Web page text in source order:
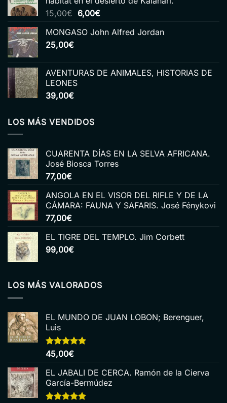
15,00€ El
original
6,00€El
actual
MONGASO John Alfred Jordan
25,00€
AVENTURAS DE ANIMALES, HISTORIAS DE
LEONES
39,00€
LOS MÁS VENDIDOS
CUARENTA DÍAS EN LA SELVA AFRICANA.
José Biosca Torres
77,00€
ANGOLA EN EL VISOR DEL RIFLE Y DE LA
CÁMARA: FAUNA Y SAFARIS. José Fénykovi
77,00€
EL TIGRE DEL TEMPLO. Jim Corbett
99,00€
LOS MÁS VALORADOS
EL MUNDO DE JUAN LOBON; Berenguer,
Luis
Valorado
con
de 5
45,00€
EL JABALI DE CERCA. Ramón de la Cierva
García-Bermúdez